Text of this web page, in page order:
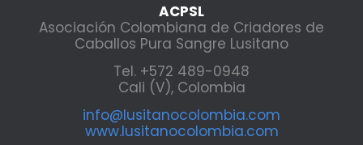
ACPSL
Asociación Colombiana de Criadores de
Caballos Pura Sangre Lusitano
Tel. +572 489-0948
Cali (V), Colombia
info@lusitanocolombia.com
www.lusitanocolombia.com